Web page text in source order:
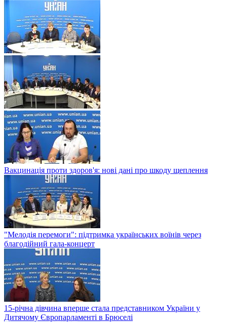
Вакцинація проти здоров'я: нові дані про шкоду щеплення
"Мелодія перемоги": підтримка українських воїнів через
благодійний гала-концерт
15-річна дівчина вперше стала представником України у
Дитячому Європарламенті в Брюселі